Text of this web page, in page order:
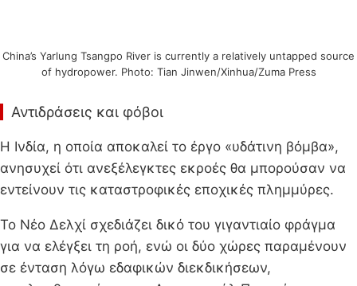
China’s Yarlung Tsangpo River is currently a relatively untapped source
of hydropower. Photo: Tian Jinwen/Xinhua/Zuma Press
Αντιδράσεις και φόβοι
Η Ινδία, η οποία αποκαλεί το έργο «υδάτινη βόμβα»,
ανησυχεί ότι ανεξέλεγκτες εκροές θα μπορούσαν να
εντείνουν τις καταστροφικές εποχικές πλημμύρες.
Το Νέο Δελχί σχεδιάζει δικό του γιγαντιαίο φράγμα
για να ελέγξει τη ροή, ενώ οι δύο χώρες παραμένουν
σε ένταση λόγω εδαφικών διεκδικήσεων,